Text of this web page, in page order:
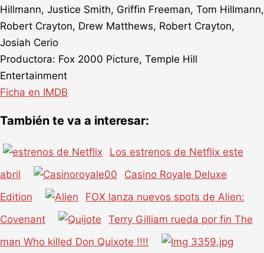
Hillmann, Justice Smith, Griffin Freeman, Tom Hillmann,
Robert Crayton, Drew Matthews, Robert Crayton,
Josiah Cerio
Productora: Fox 2000 Picture, Temple Hill
Entertainment
Ficha en IMDB
También te va a interesar:
Los estrenos de Netflix este
abril
Casino Royale Deluxe
Edition
FOX lanza nuevos spots de Alien:
Covenant
Terry Gilliam rueda por fin The
man Who killed Don Quixote !!!!